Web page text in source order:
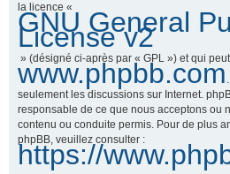
la licence «
GNU General
License v2
» (désigné ci-après par « GPL ») et qui
www.phpbb.com
seulement les discussions sur Internet.
responsable de ce que nous acceptons ou
contenu ou conduite permis. Pour de plus
phpBB, veuillez consulter :
https://